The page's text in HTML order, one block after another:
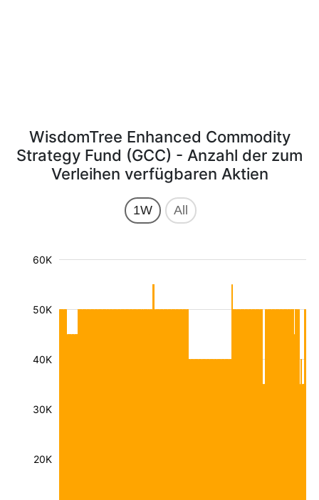
WisdomTree Enhanced Commodity
Strategy Fund (GCC) - Anzahl der zum
Verleihen verfügbaren Aktien
1W All
20K
30K
40K
50K
60K